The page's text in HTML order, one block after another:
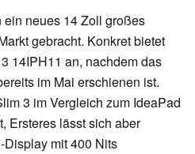
neues 14 Zoll großes
gebracht. Konkret bietet
14IPH11 an, nachdem das
im Mai erschienen ist.
3 im Vergleich zum IdeaPad
Ersteres lässt sich aber
mit 400 Nits